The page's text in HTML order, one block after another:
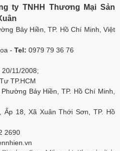
ty TNHH Thương Mại Sản
Bảy Hiền, TP. Hồ Chí Minh, Việt
- Tel: 0979 79 36 76
20/11/2008;
TP.HCM
Bảy Hiền, TP. Hồ Chí Minh,
Ấp 18, Xã Xuân Thới Sơn, TP. Hồ
2690